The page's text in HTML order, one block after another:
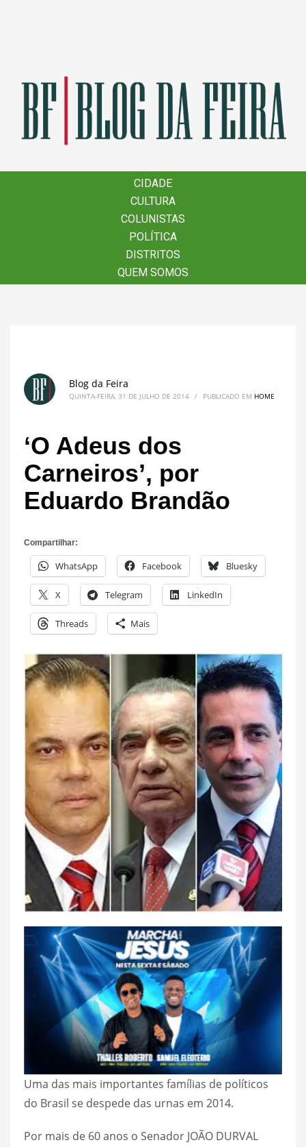
CIDADE
CULTURA
COLUNISTAS
POLÍTICA
DISTRITOS
QUEM SOMOS
CIDADE
CULTURA
COLUNISTAS
POLÍTICA
DISTRITOS
QUEM SOMOS
Blog da Feira
QUINTA-FEIRA, 31 DE JULHO DE 2014 / PUBLICADO EM HOME
‘O Adeus dos
Carneiros’, por
Eduardo Brandão
Compartilhar:
WhatsApp Facebook Bluesky
X Telegram LinkedIn
Threads Mais
Uma das mais importantes famílias de políticos
do Brasil se despede das urnas em 2014.
Por mais de 60 anos o Senador JOÃO DURVAL